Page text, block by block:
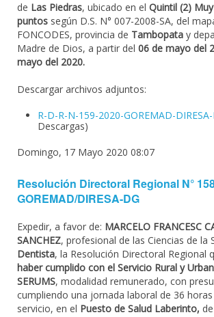
de Las Piedras, ubicado en el Quintil (2)
puntos según D.S. N° 007-2008-SA, del
FONCODES, provincia de Tambopata y
Madre de Dios, a partir del 06 de mayo del
mayo del 2020.
Descargar archivos adjuntos:
R-D-R-N-159-2020-GOREMAD-
Descargas)
Domingo, 17 Mayo 2020 08:07
Resolución Directoral Regional N°
GOREMAD/DIRESA-DG
Expedir, a favor de: MARCELO FRANCESC
SANCHEZ, profesional de las Ciencias de la
Dentista, la Resolución Directoral Regional
haber cumplido con el Servicio Rural y
SERUMS, modalidad remunerado, con
cumpliendo una jornada laboral de 36
servicio, en el Puesto de Salud Laberinto,